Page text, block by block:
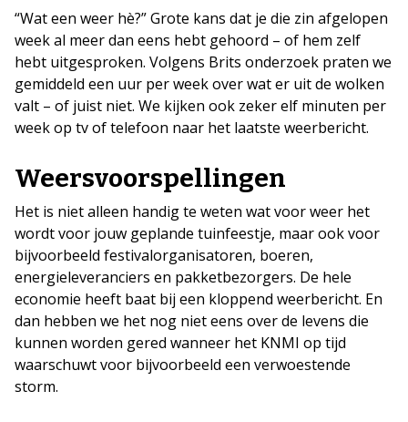
“Wat een weer hè?” Grote kans dat je die zin afgelopen
week al meer dan eens hebt gehoord – of hem zelf
hebt uitgesproken. Volgens Brits onderzoek praten we
gemiddeld een uur per week over wat er uit de wolken
valt – of juist niet. We kijken ook zeker elf minuten per
week op tv of telefoon naar het laatste weerbericht.
Weersvoorspellingen
Het is niet alleen handig te weten wat voor weer het
wordt voor jouw geplande tuinfeestje, maar ook voor
bijvoorbeeld festivalorganisatoren, boeren,
energieleveranciers en pakketbezorgers. De hele
economie heeft baat bij een kloppend weerbericht. En
dan hebben we het nog niet eens over de levens die
kunnen worden gered wanneer het KNMI op tijd
waarschuwt voor bijvoorbeeld een verwoestende
storm.